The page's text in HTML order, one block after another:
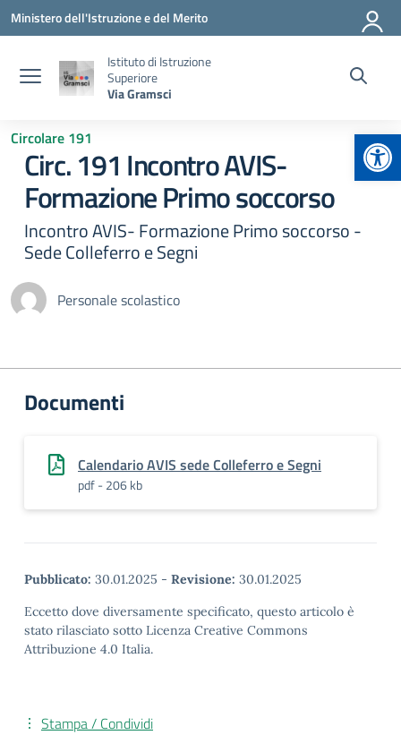
Vai ai contenuti
Vai al menu di navigazione
Vai al footer
Ministero dell'Istruzione e del Merito
Istituto di Istruzione
Superiore
Via Gramsci
Circolare 191
Circ. 191 Incontro AVIS-
Formazione Primo soccorso
Incontro AVIS- Formazione Primo soccorso -
Sede Colleferro e Segni
Personale scolastico
Documenti
Calendario AVIS sede Colleferro e Segni
pdf - 206 kb
Pubblicato: 30.01.2025 - Revisione: 30.01.2025
Eccetto dove diversamente specificato, questo articolo è
stato rilasciato sotto Licenza Creative Commons
Attribuzione 4.0 Italia.
Stampa / Condividi